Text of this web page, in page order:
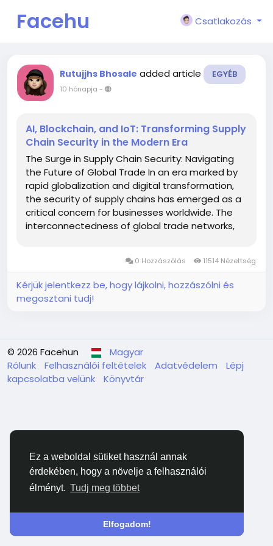
Ez a weboldal sütiket használ annak
érdekében, hogy a növelje a felhasználói
élményt. Tudj meg többet
Elfogadom!
Facehu
n
Csatlakozás
Rutujjhs Bhosale added article EGYÉB
10 hónapja -
AI, Blockchain, and IoT: Transforming Supply
Chain Security in the Modern Era
The Surge in Supply Chain Security: Navigating
the Future of Global Trade In an era marked by
rapid globalization and digital transformation,
the security of supply chains has emerged as a
critical concern for businesses worldwide. The
interconnectedness of global trade networks,
implications on operations,...0 Hozzászólás 11514 Nézettség
Kérjük jelentkezz be, hogy lájkolni, hozzászólni és
megosztani tudj!
© 2026 Facehun
Magyar
Rólunk
Felhasználói feltételek Adatvédelem
Lépj
kapcsolatba velünk
Könyvtár